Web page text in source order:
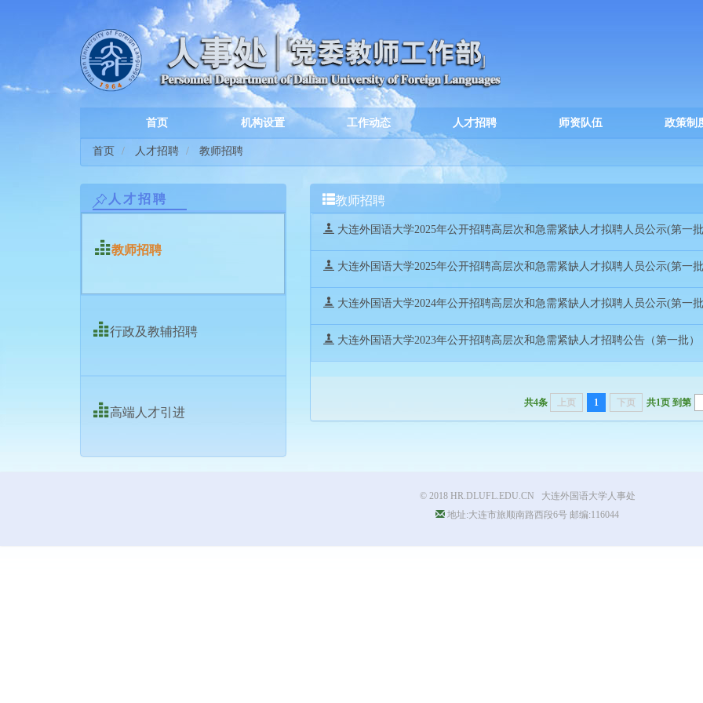
首页 机构设置 工作动态 人才招聘 师资队伍 政策制
首页 人才招聘 教师招聘
教师招聘
大连外国语大学2025年公开招聘高层次和急需紧缺人才拟聘人员公示(第一
大连外国语大学2025年公开招聘高层次和急需紧缺人才拟聘人员公示(第一
大连外国语大学2024年公开招聘高层次和急需紧缺人才拟聘人员公示(第一
大连外国语大学2023年公开招聘高层次和急需紧缺人才招聘公告（第一批）
共4条 上页 1 下页 共1页 到第
人才招聘
教师招聘
行政及教辅招聘
高端人才引进
© 2018 HR.DLUFL.EDU.CN
大连外国语大学人事处
地址:大连市旅顺南路西段6号 邮编:116044